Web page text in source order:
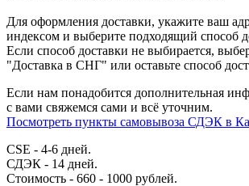
Для оформления доставки, укажите ваш
индексом и выберите подходящий способ
Если способ доставки не выбирается,
"Доставка в СНГ" или оставьте способ
Если нам понадобится дополнительная
с вами свяжемся сами и всё уточним.
Посмотреть пункты самовывоза СДЭК в
CSE - 4-6 дней.
СДЭК - 14 дней.
Стоимость - 660 - 1000 рублей.